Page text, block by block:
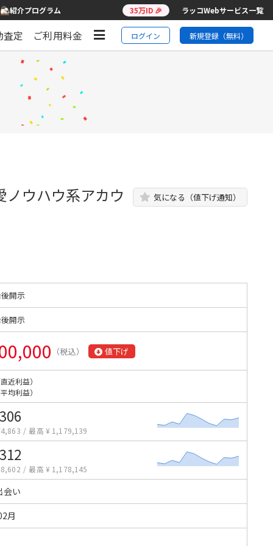
紹介プログラム 35万ID 🎉 ラッコWebサービス一覧
査定 ご利用料金 ログイン 新規登録（無料）
ノウハウ系アカウ
気になる（値下げ通知）
開示
開示
（税込） 値下げ
直近利益）
平均利益）
/ 最高 ¥ 1,179,139
/ 最高 ¥ 1,178,145
会い
月